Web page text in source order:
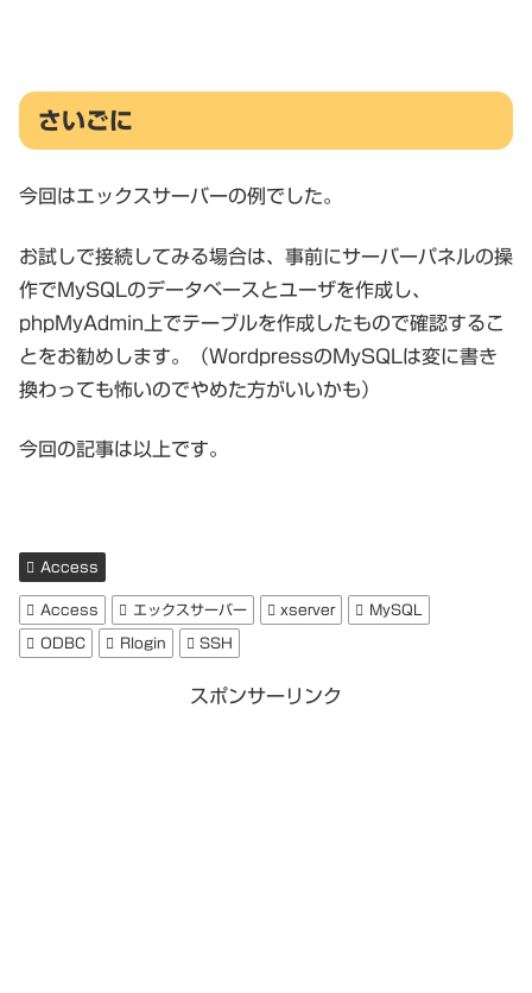
さいごに
今回はエックスサーバーの例でした。
お試しで接続してみる場合は、事前にサーバーパネルの操
作でMySQLのデータベースとユーザを作成し、
phpMyAdmin上でテーブルを作成したもので確認するこ
とをお勧めします。（WordpressのMySQLは変に書き
換わっても怖いのでやめた方がいいかも）
今回の記事は以上です。
Access
Access エックスサーバー xserver MySQL
ODBC Rlogin SSH
スポンサーリンク